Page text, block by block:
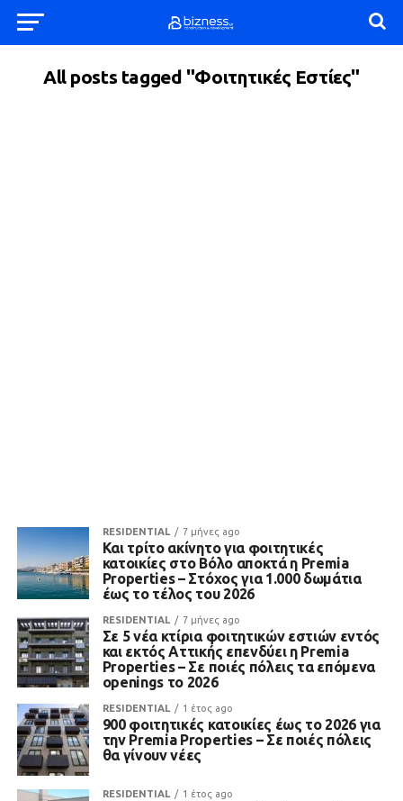
All posts tagged "Φοιτητικές Εστίες"
RESIDENTIAL 7 μήνες ago
Και τρίτο ακίνητο για φοιτητικές
κατοικίες στο Βόλο αποκτά η Premia
Properties – Στόχος για 1.000 δωμάτια
έως το τέλος του 2026
RESIDENTIAL 7 μήνες ago
Σε 5 νέα κτίρια φοιτητικών εστιών εντός
και εκτός Αττικής επενδύει η Premia
Properties – Σε ποιές πόλεις τα επόμενα
openings το 2026
RESIDENTIAL 1 έτος ago
900 φοιτητικές κατοικίες έως το 2026 για
την Premia Properties – Σε ποιές πόλεις
θα γίνουν νέες
RESIDENTIAL 1 έτος ago